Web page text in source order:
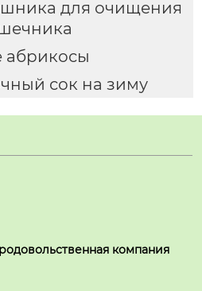
для очищения
абрикосы
сок на зиму
компания